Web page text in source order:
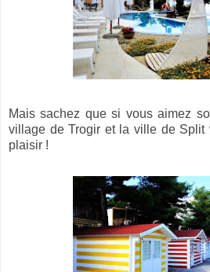
Mais sachez que si vous aimez
village de Trogir et la ville de Split
plaisir !